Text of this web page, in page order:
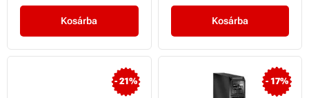
Kosárba Kosárba
- 21% - 17%